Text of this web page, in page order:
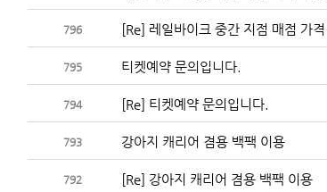
796 [Re] 레일바이크 중간 지점 매점 가
795 티켓예약 문의입니다.
794 [Re] 티켓예약 문의입니다.
793 강아지 캐리어 겸용 백팩 이용
792 [Re] 강아지 캐리어 겸용 백팩 이용